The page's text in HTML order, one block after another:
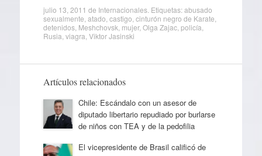
julio 13, 2011 de Internacionales. Etiquetas:abusado
sexualmente atado castigo cinturón negro de Karate
detenidos, Meshchovsk mujer, Olga Zajac, policía
Rusia viagra Viktor Jasinski
Artículos relacionados
Chile: Escándalo con un asesor de
diputado libertario repudiado por burlarse
de niños con TEA y de la pedofilia
El vicepresidente de Brasil calificó de